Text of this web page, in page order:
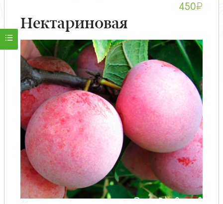
Малина
Мини-деревья
НОВИНКА Английские и Японские розы
Саженцы плодовые
Сирень
Нектариновая
450₽